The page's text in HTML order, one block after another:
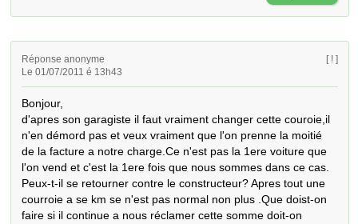
Réponse anonyme
Le 01/07/2011 é 13h43
[ ! ]
Bonjour,
d'apres son garagiste il faut vraiment changer cette couroie,il
n'en démord pas et veux vraiment que l'on prenne la moitié
de la facture a notre charge.Ce n'est pas la 1ere voiture que
l'on vend et c'est la 1ere fois que nous sommes dans ce cas.
Peux-t-il se retourner contre le constructeur? Apres tout une
courroie a se km se n'est pas normal non plus .Que doist-on
faire si il continue a nous réclamer cette somme doit-on